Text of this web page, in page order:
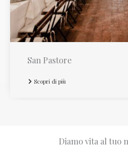
San Pastore
Scopri di più
Diamo vita al tuo